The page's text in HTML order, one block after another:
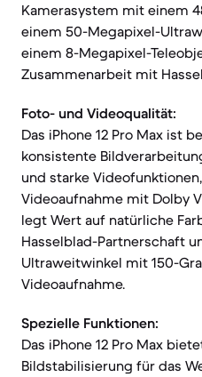
Kamerasystem mit einem
einem 50-Megapixel-
einem 8-Megapixel-
Zusammenarbeit mit
Foto- und Videoqualität:
Das iPhone 12 Pro Max ist
konsistente
und starke
Videoaufnahme mit Dolby
legt Wert auf natürliche
Hasselblad-Partnerschaft
Ultraweitwinkel mit 150-
Videoaufnahme.
Spezielle Funktionen:
Das iPhone 12 Pro Max
Bildstabilisierung für das